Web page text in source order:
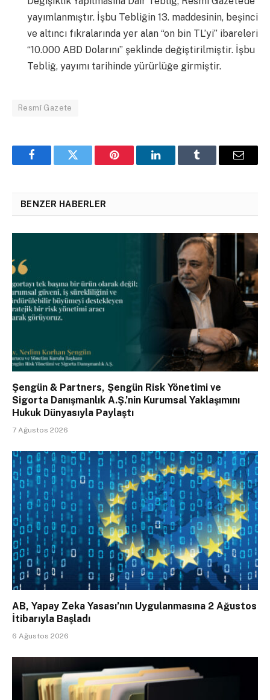
yayımlanmıştır. İşbu Tebliğin 13. maddesinin, beşinci
ve altıncı fıkralarında yer alan “on bin TL’yi” ibareleri
“10.000 ABD Dolarını” şeklinde değiştirilmiştir. İşbu
Tebliğ, yayımı tarihinde yürürlüğe girmiştir.
Resmî Gazete
FacebookTwitter Pinterest LinkedInTumblr Email
BENZER HABERLER
Şengün & Partners, Şengün Risk Yönetimi ve
Sigorta Danışmanlık A.Ş.’nin Kurumsal Yaklaşımını
Hukuk Dünyasıyla Paylaştı
7 Ağustos 2026
AB, Yapay Zeka Yasası’nın Uygulanmasına 2 Ağustos
İtibarıyla Başladı
6 Ağustos 2026